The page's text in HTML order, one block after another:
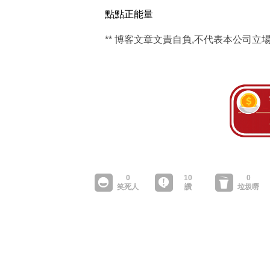
點點正能量
** 博客文章文責自負,不代表本公司立